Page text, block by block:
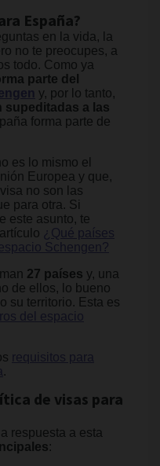
España?
en la vida, la
no te preocupes, a
todo. Como ya
parte del
y, por lo tanto,
supeditadas a las
forma parte de
es lo mismo el
Europea y que,
no son las
para otra. Si
este asunto, te
¿Qué países
Schengen?
27 países y, una
de ellos, lo bueno
su territorio. Esta es
del espacio
requisitos para
.
de visas para
respuesta a esta
: